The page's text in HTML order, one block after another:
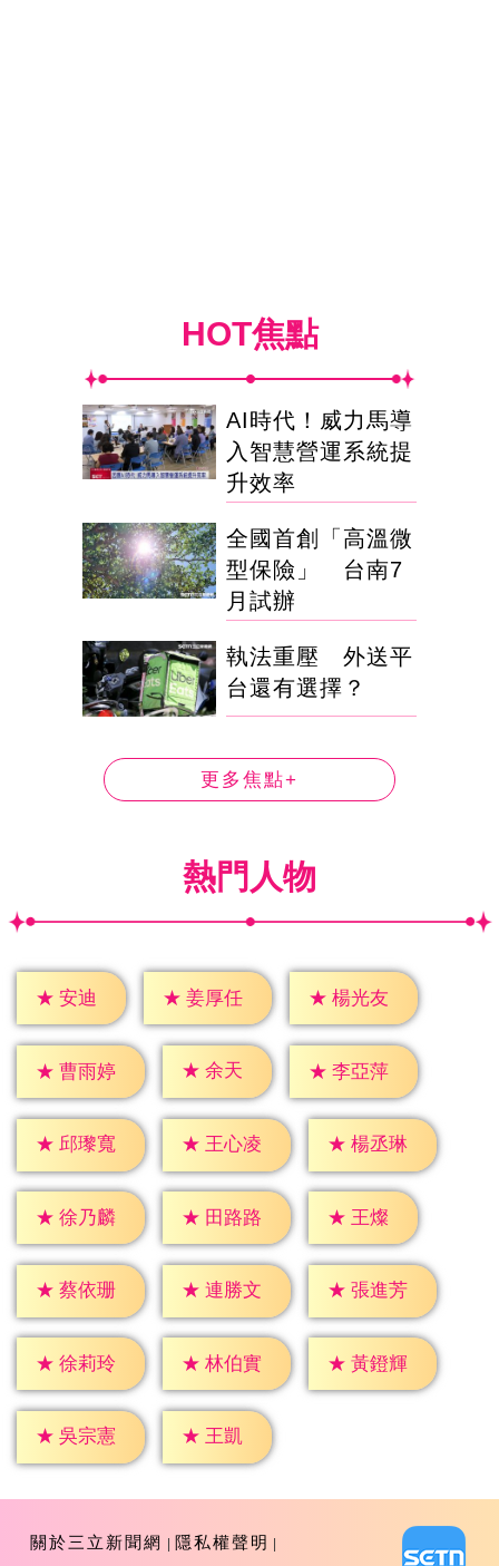
HOT焦點
AI時代！威力馬導
入智慧營運系統提
升效率
全國首創「高溫微
型保險」 台南7
月試辦
執法重壓 外送平
台還有選擇？
更多焦點+
熱門人物
★ 安迪 ★ 姜厚任 ★ 楊光友
★ 曹雨婷 ★ 余天 ★ 李亞萍
★ 邱瓈寬 ★ 王心凌 ★ 楊丞琳
★ 徐乃麟 ★ 田路路 ★ 王燦
★ 蔡依珊 ★ 連勝文 ★ 張進芳
★ 徐莉玲 ★ 林伯實 ★ 黃鐙輝
★ 吳宗憲 ★ 王凱
關於三立新聞網 隱私權聲明